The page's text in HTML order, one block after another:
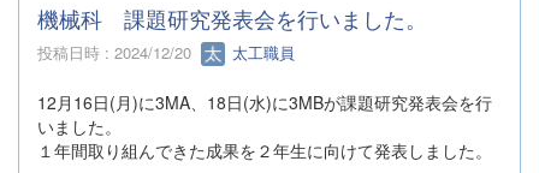
機械科 課題研究発表会を行いました。
投稿日時 : 2024/12/20 太工職員
12月16日(月)に3MA、18日(水)に3MBが課題研究発表会を行
いました。
１年間取り組んできた成果を２年生に向けて発表しました。